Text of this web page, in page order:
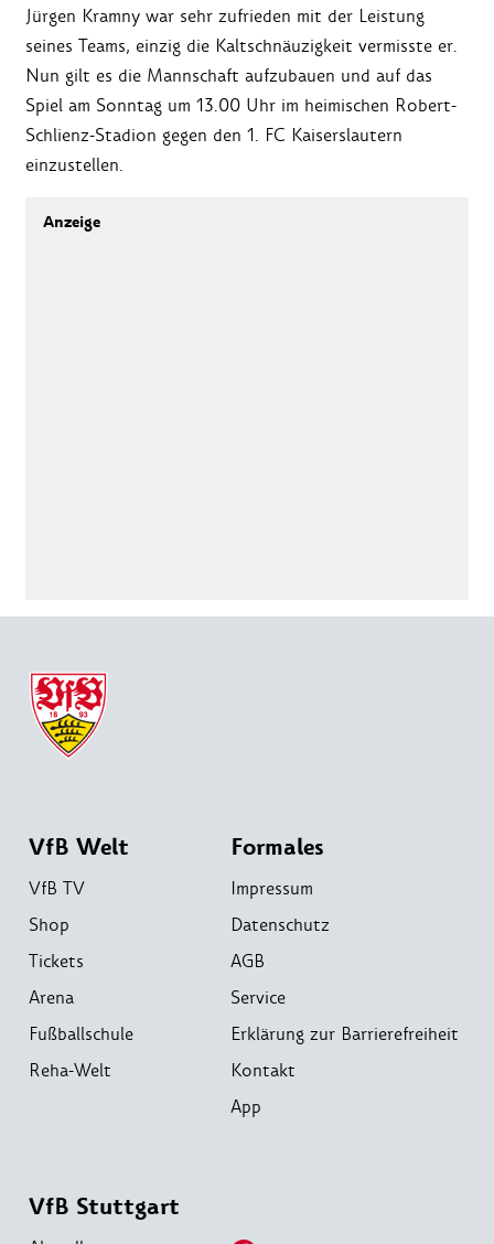
Jürgen Kramny war sehr zufrieden mit der Leistung
seines Teams, einzig die Kaltschnäuzigkeit vermisste er.
Nun gilt es die Mannschaft aufzubauen und auf das
Spiel am Sonntag um 13.00 Uhr im heimischen Robert-
Schlienz-Stadion gegen den 1. FC Kaiserslautern
einzustellen.
VfB Welt
VfB TV
Shop
Tickets
Arena
Fußballschule
Reha-Welt
Formales
Impressum
Datenschutz
AGB
Service
Erklärung zur Barrierefreiheit
Kontakt
App
VfB Stuttgart